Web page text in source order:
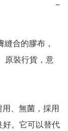
−
合的膠布，
原裝行貨，意
、無菌，採用
好。它可以替代